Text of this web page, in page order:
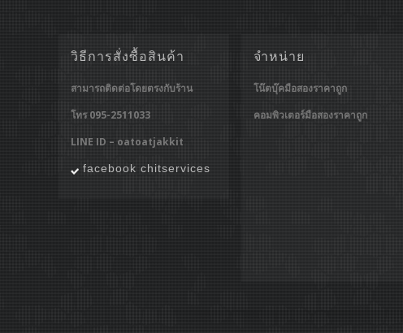
วิธีการสั่งซื้อสินค้า
สามารถติดต่อโดยตรงกับร้าน
โทร 095-2511033
LINE ID – oatoatjakkit
facebook chitservices
จำหน่าย
โน๊ตบุ๊คมือสองราคาถูก
คอมพิวเตอร์มือสองราคาถูก